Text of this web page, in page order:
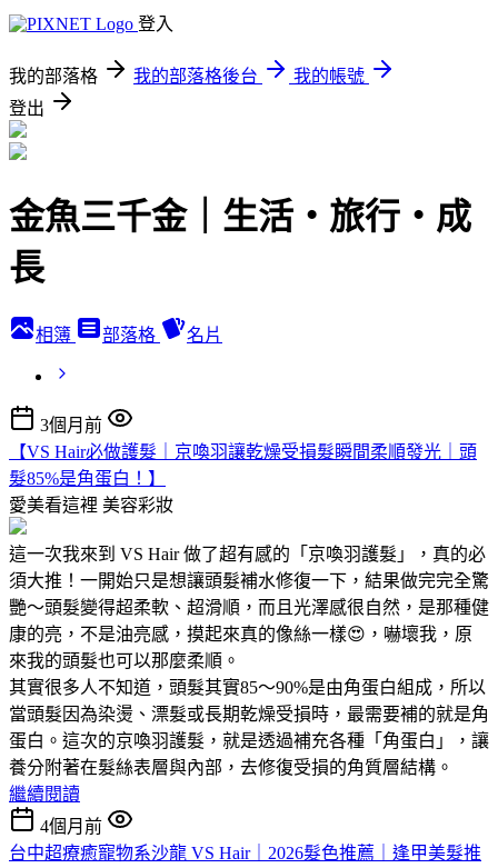
登入
我的部落格 我的部落格後台
我的帳號
登出
金魚三千金｜生活・旅行・成
長
相簿 部落格 名片
3個月前
【VS Hair必做護髮｜京喚羽讓乾燥受損髮瞬間柔順發光｜頭
髮85%是角蛋白！】
愛美看這裡 美容彩妝
這一次我來到 VS Hair 做了超有感的「京喚羽護髮」，真的必
須大推！一開始只是想讓頭髮補水修復一下，結果做完完全驚
艷～頭髮變得超柔軟、超滑順，而且光澤感很自然，是那種健
康的亮，不是油亮感，摸起來真的像絲一樣😍，嚇壞我，原
來我的頭髮也可以那麼柔順。
其實很多人不知道，頭髮其實85～90%是由角蛋白組成，所以
當頭髮因為染燙、漂髮或長期乾燥受損時，最需要補的就是角
蛋白。這次的京喚羽護髮，就是透過補充各種「角蛋白」，讓
養分附著在髮絲表層與內部，去修復受損的角質層結構。
繼續閱讀
4個月前
台中超療癒寵物系沙龍 VS Hair｜2026髮色推薦｜逢甲美髮推